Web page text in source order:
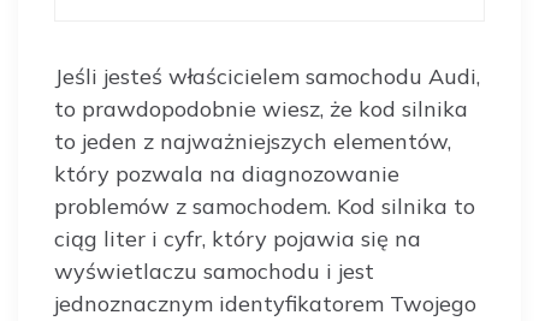
Jeśli jesteś właścicielem samochodu Audi,
to prawdopodobnie wiesz, że kod silnika
to jeden z najważniejszych elementów,
który pozwala na diagnozowanie
problemów z samochodem. Kod silnika to
ciąg liter i cyfr, który pojawia się na
wyświetlaczu samochodu i jest
jednoznacznym identyfikatorem Twojego